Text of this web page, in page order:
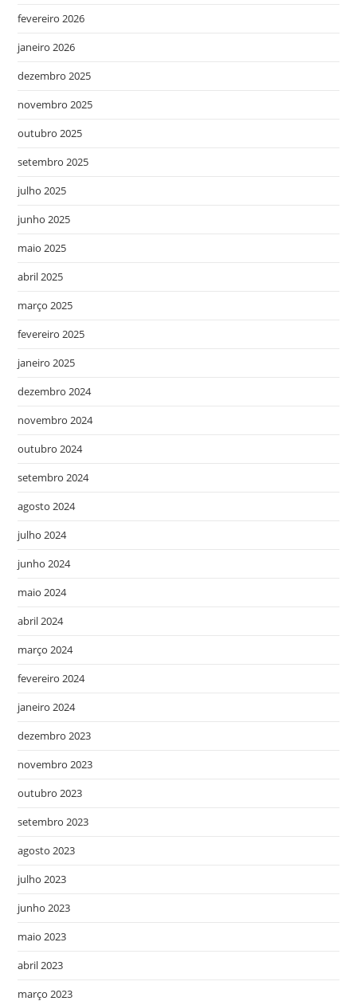
fevereiro 2026
janeiro 2026
dezembro 2025
novembro 2025
outubro 2025
setembro 2025
julho 2025
junho 2025
maio 2025
abril 2025
março 2025
fevereiro 2025
janeiro 2025
dezembro 2024
novembro 2024
outubro 2024
setembro 2024
agosto 2024
julho 2024
junho 2024
maio 2024
abril 2024
março 2024
fevereiro 2024
janeiro 2024
dezembro 2023
novembro 2023
outubro 2023
setembro 2023
agosto 2023
julho 2023
junho 2023
maio 2023
abril 2023
março 2023